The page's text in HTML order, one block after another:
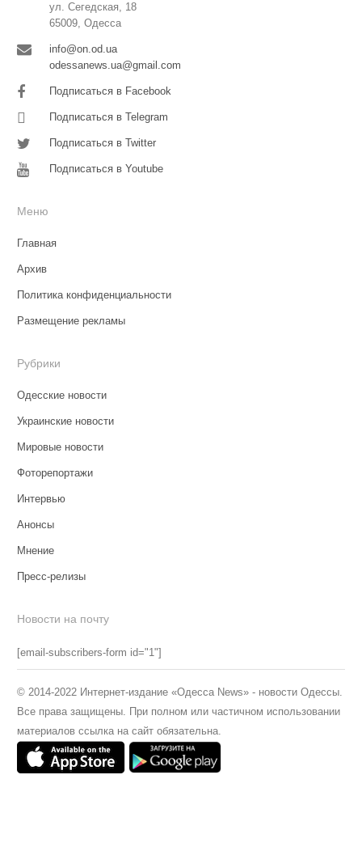
ул. Сегедская, 18
65009, Одесса
info@on.od.ua
odessanews.ua@gmail.com
Подписаться в Facebook
Подписаться в Telegram
Подписаться в Twitter
Подписаться в Youtube
Меню
Главная
Архив
Политика конфиденциальности
Размещение рекламы
Рубрики
Одесские новости
Украинские новости
Мировые новости
Фоторепортажи
Интервью
Анонсы
Мнение
Пресс-релизы
Новости на почту
[email-subscribers-form id="1"]
© 2014-2022 Интернет-издание «Одесса News» - новости Одессы.
Все права защищены. При полном или частичном использовании
материалов ссылка на сайт обязательна.